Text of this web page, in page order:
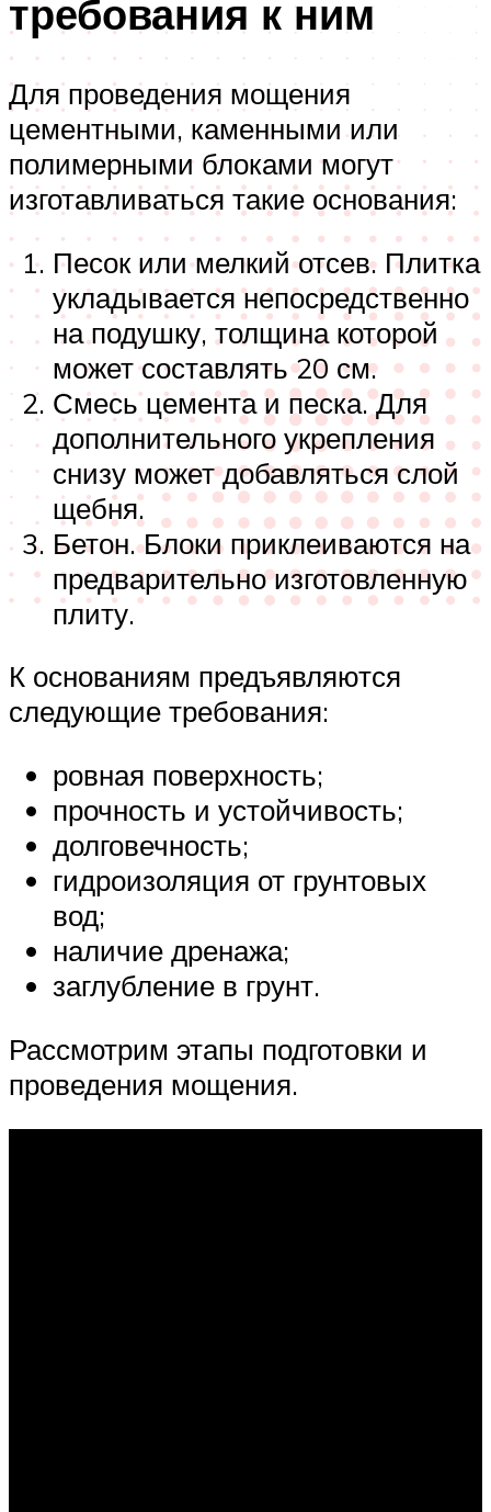
требования к ним
Для проведения мощения
цементными, каменными или
полимерными блоками могут
изготавливаться такие основания:
Песок или мелкий отсев. Плитка
укладывается непосредственно
на подушку, толщина которой
может составлять 20 см.
Смесь цемента и песка. Для
дополнительного укрепления
снизу может добавляться слой
щебня.
Бетон. Блоки приклеиваются на
предварительно изготовленную
плиту.
К основаниям предъявляются
следующие требования:
ровная поверхность;
прочность и устойчивость;
долговечность;
гидроизоляция от грунтовых
вод;
наличие дренажа;
заглубление в грунт.
Рассмотрим этапы подготовки и
проведения мощения.